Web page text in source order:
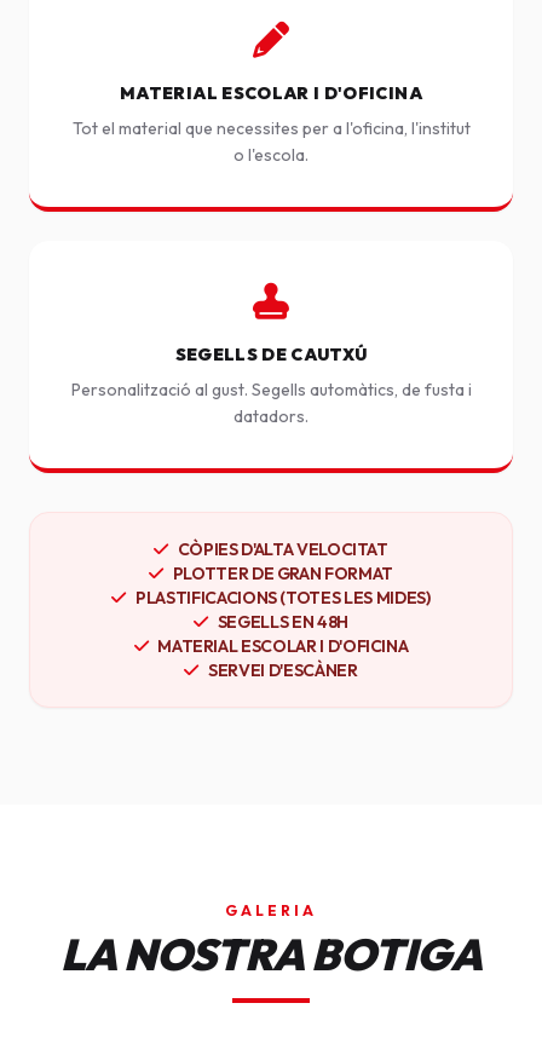
MATERIAL ESCOLAR I D'OFICINA
Tot el material que necessites per a l'oficina, l'institut
o l'escola.
SEGELLS DE CAUTXÚ
Personalització al gust. Segells automàtics, de fusta i
datadors.
CÒPIES D'ALTA VELOCITAT
PLOTTER DE GRAN FORMAT
PLASTIFICACIONS (TOTES LES MIDES)
SEGELLS EN 48H
MATERIAL ESCOLAR I D'OFICINA
SERVEI D'ESCÀNER
GALERIA
LA NOSTRA BOTIGA